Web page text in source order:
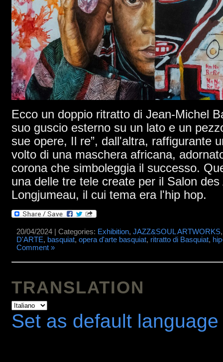
Ecco un doppio ritratto di Jean-Michel
suo guscio esterno su un lato e un
sue opere, Il re”, dall'altra, raffigurante
volto di una maschera africana,
corona che simboleggia il successo.
una delle tre tele create per il Salon
Longjumeau, il cui tema era l'hip hop.
20/04/2024 | Categories: Exhibition, JAZZ&SOUL ARTWORKS
D'ARTE, basquiat, opera d'arte basquiat, ritratto di Basquiat,
Comment »
TRANSLATION
Set as default language